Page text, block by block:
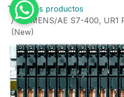
Todos los productos
SIEMENS/AE S7-400, UR1
(New)